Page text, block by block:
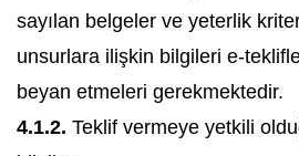
sayılan belgeler ve yeterlik
unsurlara ilişkin bilgileri e-
beyan etmeleri gerekmektedir.
4.1.2. Teklif vermeye yetkili